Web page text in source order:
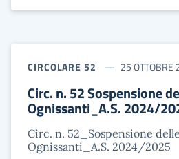
CIRCOLARE 52 25 OTTOBRE
Circ. n. 52 Sospensione
Ognissanti_A.S. 2024/
Circ. n. 52_Sospensione
Ognissanti_A.S. 2024/2025